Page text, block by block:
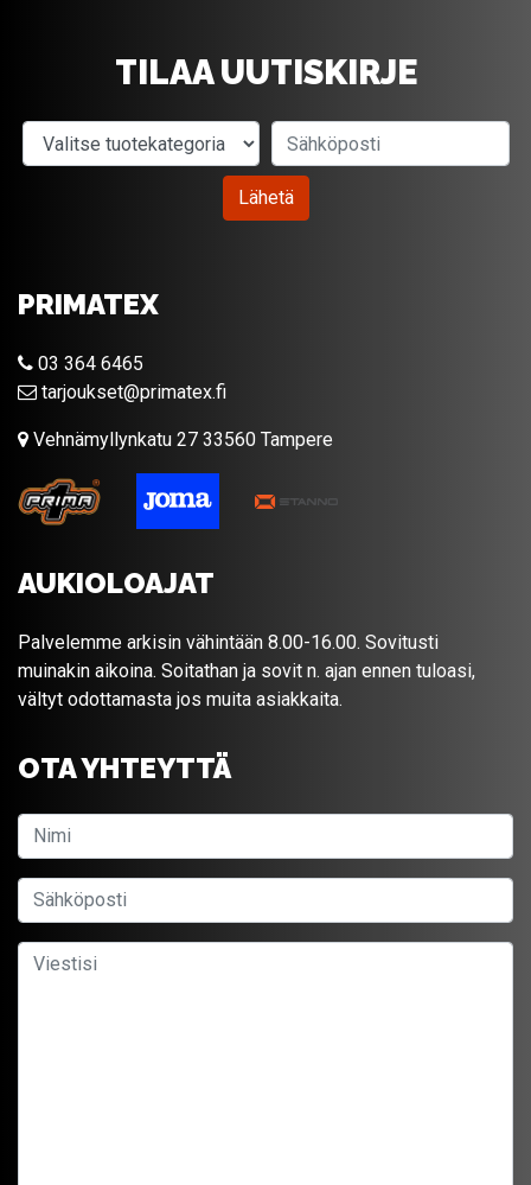
TILAA UUTISKIRJE
Valitse tuotekategoria
Lähetä
PRIMATEX
03 364 6465
tarjoukset@primatex.fi
Vehnämyllynkatu 27 33560 Tampere
AUKIOLOAJAT
Palvelemme arkisin vähintään 8.00-16.00. Sovitusti
muinakin aikoina. Soitathan ja sovit n. ajan ennen tuloasi,
vältyt odottamasta jos muita asiakkaita.
OTA YHTEYTTÄ